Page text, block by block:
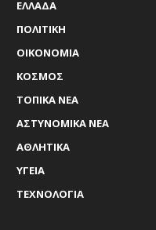
ΕΛΛΑΔΑ
ΠΟΛΙΤΙΚΗ
ΟΙΚΟΝΟΜΙΑ
ΚΟΣΜΟΣ
ΤΟΠΙΚΑ ΝΕΑ
ΑΣΤΥΝΟΜΙΚΑ ΝΕΑ
ΑΘΛΗΤΙΚΑ
ΥΓΕΙΑ
ΤΕΧΝΟΛΟΓΙΑ